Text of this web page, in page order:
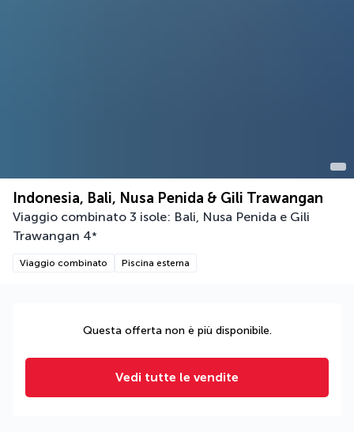
Indonesia, Bali, Nusa Penida & Gili Trawangan
Viaggio combinato 3 isole: Bali, Nusa Penida e Gili
Trawangan 4*
Viaggio combinato Piscina esterna
Questa offerta non è più disponibile.
Vedi tutte le vendite